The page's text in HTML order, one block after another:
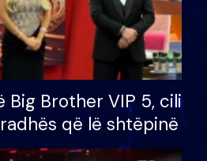
Big Brother VIP 5, cili
që lë shtëpinë